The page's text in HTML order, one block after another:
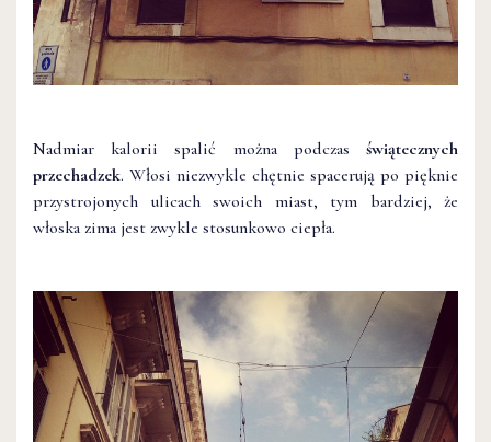
Nadmiar kalorii spalić można podczas świątecznych
przechadzek. Włosi niezwykle chętnie spacerują po pięknie
przystrojonych ulicach swoich miast, tym bardziej, że
włoska zima jest zwykle stosunkowo ciepła.